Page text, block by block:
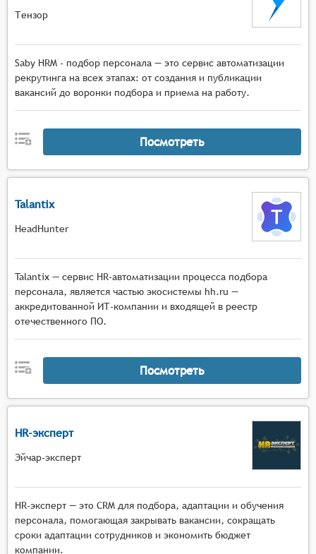
Тензор
Saby HRM - подбор персонала — это сервис автоматизации
рекрутинга на всех этапах: от создания и публикации
вакансий до воронки подбора и приема на работу.
Посмотреть
Talantix
HeadHunter
Talantiх — сервис HR-автоматизации процесса подбора
персонала, является частью экосистемы hh.ru —
аккредитованной ИТ-компании и входящей в реестр
отечественного ПО.
Посмотреть
HR-эксперт
Эйчар-эксперт
HR-эксперт — это CRM для подбора, адаптации и обучения
персонала, помогающая закрывать вакансии, сокращать
сроки адаптации сотрудников и экономить бюджет
компании.